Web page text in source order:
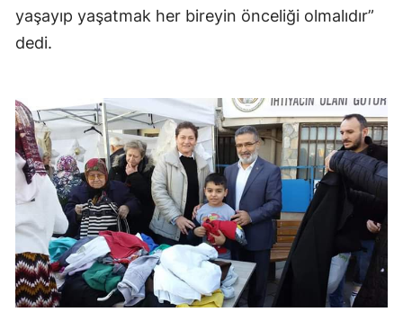
Muş
Niğde
Ordu
Rize
Sakarya
Samsun
Siirt
yaşayıp yaşatmak her bireyin önceliği olmalıdır”
dedi.